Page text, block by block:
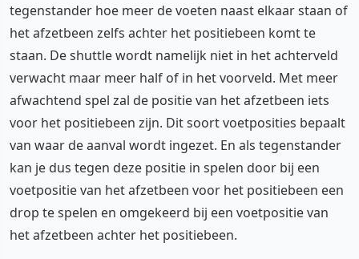
tegenstander hoe meer de voeten naast elkaar staan of
het afzetbeen zelfs achter het positiebeen komt te
staan. De shuttle wordt namelijk niet in het achterveld
verwacht maar meer half of in het voorveld. Met meer
afwachtend spel zal de positie van het afzetbeen iets
voor het positiebeen zijn. Dit soort voetposities bepaalt
van waar de aanval wordt ingezet. En als tegenstander
kan je dus tegen deze positie in spelen door bij een
voetpositie van het afzetbeen voor het positiebeen een
drop te spelen en omgekeerd bij een voetpositie van
het afzetbeen achter het positiebeen.